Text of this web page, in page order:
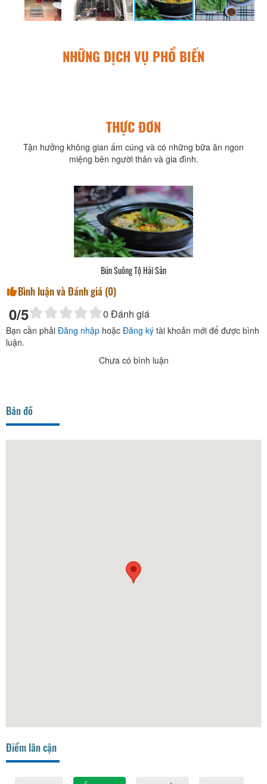
NHỮNG DỊCH VỤ PHỔ BIẾN
THỰC ĐƠN
Tận hưởng không gian ấm cúng và có những bữa ăn ngon
miệng bên người thân và gia đình.
Bún Suông Tộ Hải Sản
Bình luận và Đánh giá (0)
0/5 0 Đánh giá
Bạn cần phải Đăng nhập hoặc Đăng ký tài khoản mới để được bình
luận.
Chưa có bình luận
Bản đồ
Điểm lân cận